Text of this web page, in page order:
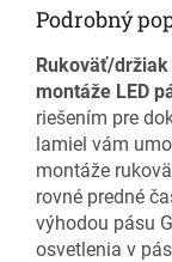
Podrobný
Rukoväť/držiak
montáže LED
riešením pre
lamiel vám
montáže
rovné predné
výhodou pásu
osvetlenia v